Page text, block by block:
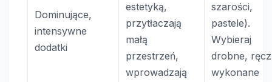
Dominujące,
intensywne
dodatki
estetyką,
przytłaczają
małą
przestrzeń,
wprowadzają
szarości,
pastele).
Wybieraj
drobne,
wykonane